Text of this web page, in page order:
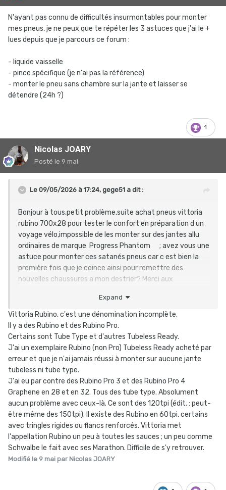
N'ayant pas connu de difficultés insurmontables pour monter
mes pneus, je ne peux que te répéter les 3 astuces que j'ai le +
lues depuis que je parcours ce forum :
- liquide vaisselle
- pince spécifique (je n'ai pas la référence)
- monter le pneu sans chambre sur la jante et laisser se
détendre (24h ?)
1
Nicolas JOARY
Posté le 9 mai
Le 09/05/2026 à 17:24, gege51 a dit :
Bonjour à tous,petit problème,suite achat pneus vittoria
rubino 700x28 pour tester le confort en préparation d un
voyage vélo,impossible de les monter sur des jantes allu
ordinaires de marque Progress Phantom ; avez vous une
astuce pour monter ces satanés pneus car c est bien la
première fois que je coince ainsi pour remettre des
nouvelles chaussures a mon destrier? Merci aux
Expand
Vittoria Rubino, c'est une dénomination incomplète.
Il y a des Rubino et des Rubino Pro.
Certains sont Tube Type et d'autres Tubeless Ready.
J'ai un exemplaire Rubino (non Pro) Tubeless Ready acheté par
erreur et que je n'ai jamais réussi à monter sur aucune jante
tubeless ni tube type.
J'ai eu par contre des Rubino Pro 3 et des Rubino Pro 4
Graphene en 28 et en 32. Tous des tube type. Absolument
aucun problème avec ceux-là. Ce sont des 120tpi (édit. : peut-
être même des 150tpi). Il existe des Rubino en 60tpi, certains
avec tringles rigides ou flancs renforcés. Vittoria met
l'appellation Rubino un peu à toutes les sauces ; un peu comme
Schwalbe le fait avec ses Marathon. Difficile de s'y retrouver.
Modifié le 9 mai par Nicolas JOARY